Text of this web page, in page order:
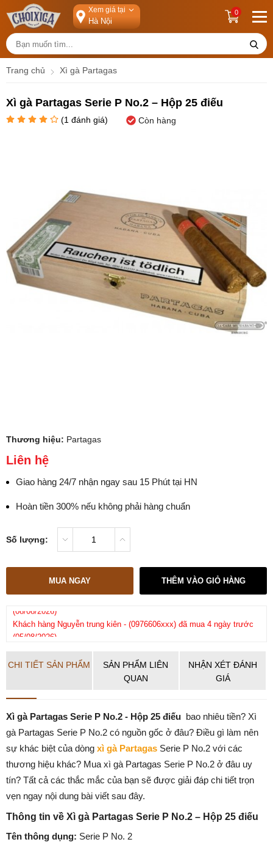
Xem giá tại 0
Trang chủ Xì gà Partagas
Xì gà Partagas Serie P No.2 – Hộp 25 điếu
(1 đánh giá) Còn hàng
Thương hiệu: Partagas
Liên hệ
Giao hàng 24/7 nhận ngay sau 15 Phút tại HN
Hoàn tiền 300% nếu không phải hàng chuẩn
Số lượng:
MUA NGAY THÊM VÀO GIỎ HÀNG
Khách hàng Nguyễn trung kiên
(05/08/2026)
CHI TIẾT SẢN PHẨM
SẢN PHẨM LIÊN
QUAN
NHẬN XÉT ĐÁNH
GIÁ
Xì gà Partagas Serie P No.2 - Hộp 25 điếu bao nhiêu tiền? Xì
gà Partagas Serie P No.2 có nguồn gốc ở đâu? Điều gì làm nên
sự khác biệt của dòng xì gà Partagas Serie P No.2 với các
thương hiệu khác? Mua xì gà Partagas Serie P No.2 ở đâu uy
tín? Tất cả các thắc mắc của bạn sẽ được giải đáp chi tiết trọn
vẹn ngay nội dung bài viết sau đây.
Thông tin về Xì gà Partagas Serie P No.2 – Hộp 25 điếu
Tên thông dụng: Serie P No. 2